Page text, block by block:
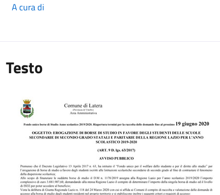
A cura di
Testo